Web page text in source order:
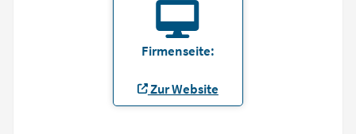
Firmenseite:
Zur Website